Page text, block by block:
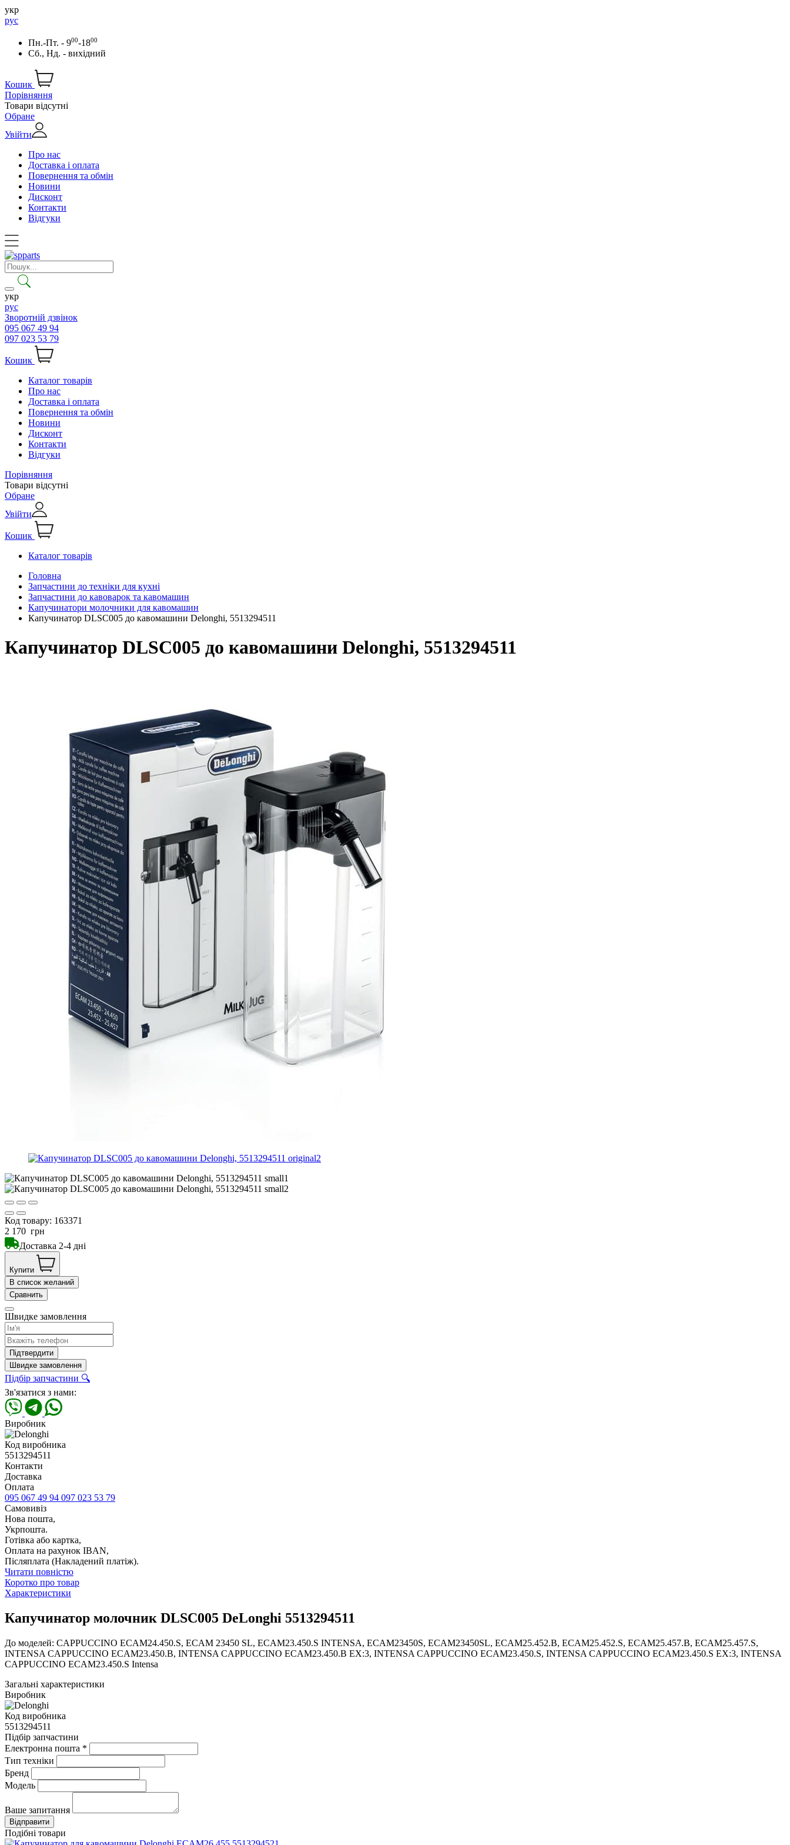
укр
рус
Пн.-Пт. - 900-1800
Сб., Нд. - вихідний
Кошик
Порівняння
Товари відсутні
Обране
Увійти
Про нас
Доставка і оплата
Повернення та обмін
Новини
Дисконт
Контакти
Відгуки
укр
рус
Зворотній дзвінок
095 067 49 94
097 023 53 79
Кошик
Каталог товарів
Про нас
Доставка і оплата
Повернення та обмін
Новини
Дисконт
Контакти
Відгуки
Порівняння
Товари відсутні
Обране
Увійти
Кошик
Каталог товарів
Головна
Запчастини до техніки для кухні
Запчастини до кавоварок та кавомашин
Капучинатори молочники для кавомашин
Капучинатор DLSC005 до кавомашини Delonghi, 5513294511
Капучинатор DLSC005 до кавомашини Delonghi, 5513294511
Код товару: 163371
2 170 грн
Доставка 2-4 дні
Купити
В список желаний
Сравнить
Швидке замовлення
Підтвердити
Швидке замовлення
Підбір запчастини 🔍
Зв'язатися з нами:
Виробник
Код виробника
5513294511
Контакти
Доставка
Оплата
095 067 49 94 097 023 53 79
Самовивіз
Нова пошта,
Укрпошта.
Готівка або картка,
Оплата на рахунок IBAN,
Післяплата (Накладений платіж).
Читати повністю
Коротко про товар
Характеристики
Капучинатор молочник DLSC005 DeLonghi 5513294511
До моделей: CAPPUCCINO ECAM24.450.S, ECAM 23450 SL, ECAM23.450.S INTENSA, ECAM23450S, ECAM23450SL, ECAM25.452.B, ECAM25.452.S, ECAM25.457.B, ECAM25.457.S,
INTENSA CAPPUCCINO ECAM23.450.B, INTENSA CAPPUCCINO ECAM23.450.B EX:3, INTENSA CAPPUCCINO ECAM23.450.S, INTENSA CAPPUCCINO ECAM23.450.S EX:3, INTENSA
CAPPUCCINO ECAM23.450.S Intensa
Загальні характеристики
Виробник
Код виробника
5513294511
Підбір запчастини
Електронна пошта *
Тип техніки
Бренд
Модель
Ваше запитання
Подібні товари